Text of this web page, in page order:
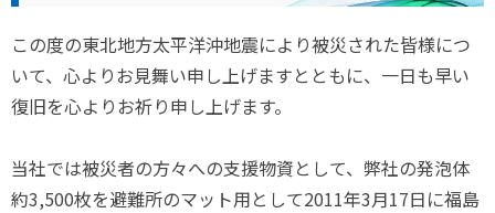
この度の東北地方太平洋沖地震により被災された皆様につ
いて、心よりお見舞い申し上げますとともに、一日も早い
復旧を心よりお祈り申し上げます。
当社では被災者の方々への支援物資として、弊社の発泡体
約3,500枚を避難所のマット用として2011年3月17日に福島